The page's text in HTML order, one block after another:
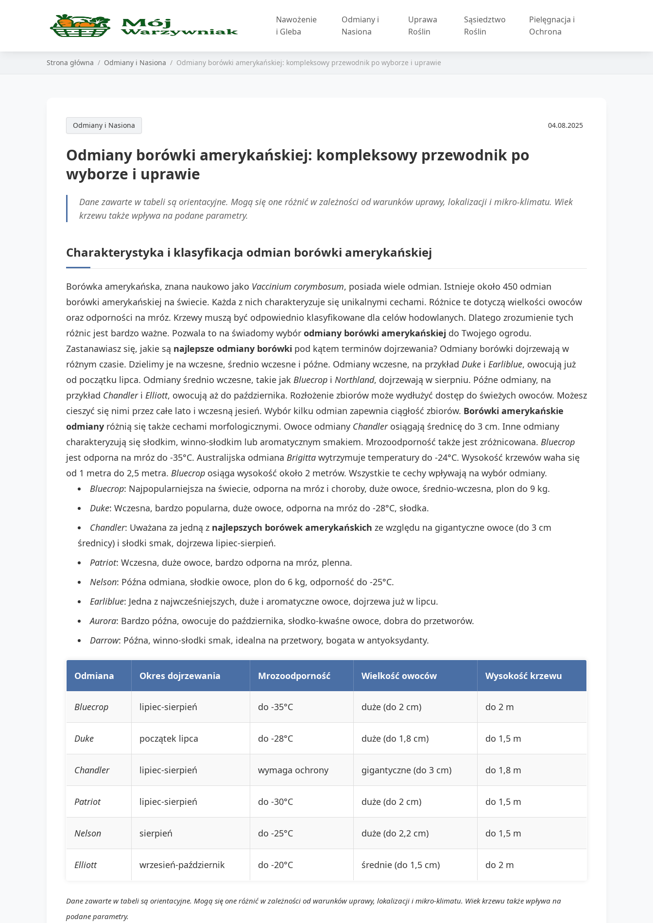
Nawożenie
i Gleba
Odmiany i
Nasiona
Uprawa
Roślin
Sąsiedztwo
Roślin
Pielęgnacja i
Ochrona
Strona główna Odmiany i Nasiona Odmiany borówki amerykańskiej: kompleksowy przewodnik po wyborze i uprawie
Odmiany i Nasiona 04.08.2025
Odmiany borówki amerykańskiej: kompleksowy przewodnik po
wyborze i uprawie
Dane zawarte w tabeli są orientacyjne. Mogą się one różnić w zależności od warunków uprawy, lokalizacji i mikro-klimatu. Wiek
krzewu także wpływa na podane parametry.
Charakterystyka i klasyfikacja odmian borówki amerykańskiej
Borówka amerykańska, znana naukowo jako Vaccinium corymbosum, posiada wiele odmian. Istnieje około 450 odmian
borówki amerykańskiej na świecie. Każda z nich charakteryzuje się unikalnymi cechami. Różnice te dotyczą wielkości owoców
oraz odporności na mróz. Krzewy muszą być odpowiednio klasyfikowane dla celów hodowlanych. Dlatego zrozumienie tych
różnic jest bardzo ważne. Pozwala to na świadomy wybór odmiany borówki amerykańskiej do Twojego ogrodu.
Zastanawiasz się, jakie są najlepsze odmiany borówki pod kątem terminów dojrzewania? Odmiany borówki dojrzewają w
różnym czasie. Dzielimy je na wczesne, średnio wczesne i późne. Odmiany wczesne, na przykład Duke i Earliblue, owocują już
od początku lipca. Odmiany średnio wczesne, takie jak Bluecrop i Northland, dojrzewają w sierpniu. Późne odmiany, na
przykład Chandleri Elliott, owocują aż do października. Rozłożenie zbiorów może wydłużyć dostęp do świeżych owoców. Możesz
cieszyć się nimi przez całe lato i wczesną jesień. Wybór kilku odmian zapewnia ciągłość zbiorów. Borówki amerykańskie
odmiany różnią się także cechami morfologicznymi. Owoce odmiany Chandlerosiągają średnicę do 3 cm. Inne odmiany
charakteryzują się słodkim, winno-słodkim lub aromatycznym smakiem. Mrozoodporność także jest zróżnicowana. Bluecrop
jest odporna na mróz do -35°C. Australijska odmiana Brigitta wytrzymuje temperatury do -24°C. Wysokość krzewów waha się
od 1 metra do 2,5 metra. Bluecrop osiąga wysokość około 2 metrów. Wszystkie te cechy wpływają na wybór odmiany.
Bluecrop: Najpopularniejsza na świecie, odporna na mróz i choroby, duże owoce, średnio-wczesna, plon do 9 kg.
Duke: Wczesna, bardzo popularna, duże owoce, odporna na mróz do -28°C, słodka.
Chandler: Uważana za jedną z najlepszych borówek amerykańskich ze względu na gigantyczne owoce (do 3 cm
średnicy) i słodki smak, dojrzewa lipiec-sierpień.
Patriot: Wczesna, duże owoce, bardzo odporna na mróz, plenna.
Nelson: Późna odmiana, słodkie owoce, plon do 6 kg, odporność do -25°C.
Earliblue: Jedna z najwcześniejszych, duże i aromatyczne owoce, dojrzewa już w lipcu.
Aurora: Bardzo późna, owocuje do października, słodko-kwaśne owoce, dobra do przetworów.
Darrow: Późna, winno-słodki smak, idealna na przetwory, bogata w antyoksydanty.
Odmiana Okres dojrzewania Mrozoodporność Wielkość owoców Wysokość krzewu
Bluecrop lipiec-sierpień do -35°C duże (do 2 cm) do 2 m
Duke początek lipca do -28°C duże (do 1,8 cm) do 1,5 m
Chandler lipiec-sierpień wymaga ochrony gigantyczne (do 3 cm) do 1,8 m
Patriot lipiec-sierpień do -30°C duże (do 2 cm) do 1,5 m
Nelson sierpień do -25°C duże (do 2,2 cm) do 1,5 m
Elliott wrzesień-październik do -20°C średnie (do 1,5 cm) do 2 m
Dane zawarte w tabeli są orientacyjne. Mogą się one różnić w zależności od warunków uprawy, lokalizacji i mikro-klimatu. Wiek krzewu także wpływa na
podane parametry.